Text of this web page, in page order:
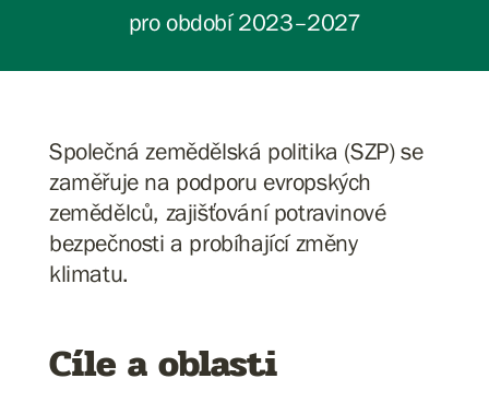
pro období 2023–2027
Společná zemědělská politika (SZP) se
zaměřuje na podporu evropských
zemědělců, zajišťování potravinové
bezpečnosti a probíhající změny
klimatu.
Cíle a oblasti